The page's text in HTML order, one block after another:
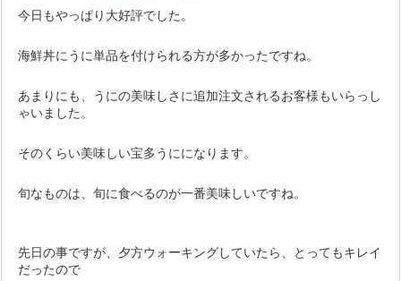
今日もやっぱり大好評でした。
海鮮丼にうに単品を付けられる方が多かったですね。
あまりにも、うにの美味しさに追加注文されるお客様もいらっし
ゃいました。
そのくらい美味しい宝多うにになります。
旬なものは、旬に食べるのが一番美味しいですね。
先日の事ですが、夕方ウォーキングしていたら、とってもキレイ
だったので